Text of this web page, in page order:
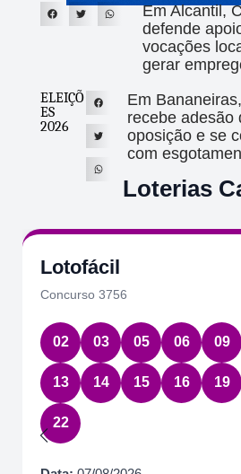
Em Alcantil,
defende
vocações
gerar
ELEIÇÕ
ES
2026
Em
recebe adesão
oposição e se
com
Loterias
Lotofácil
Concurso 3756
02 03 05 06 09
13 14 15 16 19
22